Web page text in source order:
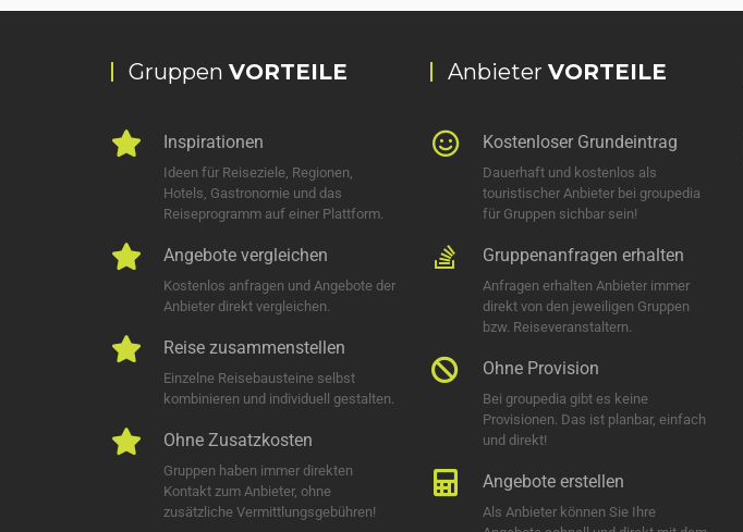
Gruppen VORTEILE
Inspirationen
Ideen für Reiseziele, Regionen,
Hotels, Gastronomie und das
Reiseprogramm auf einer Plattform.
Angebote vergleichen
Kostenlos anfragen und Angebote der
Anbieter direkt vergleichen.
Reise zusammenstellen
Einzelne Reisebausteine selbst
kombinieren und individuell gestalten.
Ohne Zusatzkosten
Gruppen haben immer direkten
Kontakt zum Anbieter, ohne
zusätzliche Vermittlungsgebühren!
Anbieter VORTEILE
Kostenloser Grundeintrag
Dauerhaft und kostenlos als
touristischer Anbieter bei groupedia
für Gruppen sichbar sein!
Gruppenanfragen erhalten
Anfragen erhalten Anbieter immer
direkt von den jeweiligen Gruppen
bzw. Reiseveranstaltern.
Ohne Provision
Bei groupedia gibt es keine
Provisionen. Das ist planbar, einfach
und direkt!
Angebote erstellen
Als Anbieter können Sie Ihre